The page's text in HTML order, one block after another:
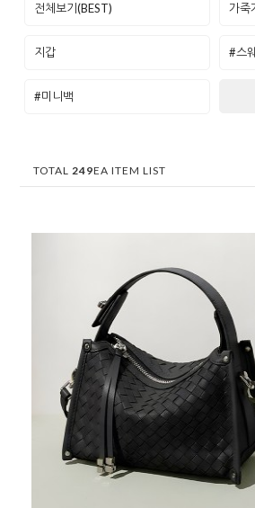
전체보기(BEST) 가죽
지갑 #스
#미니백
TOTAL 249EA ITEM LIST